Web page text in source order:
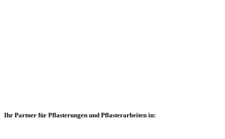
Ihr Partner für Pflasterungen und Pflasterarbeiten in: